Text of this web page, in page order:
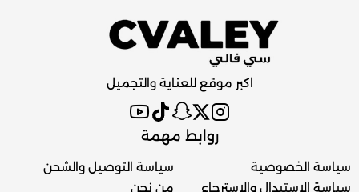
اكبر موقع للعناية والتجميل
روابط مهمة
سياسة الخصوصية
سياسة الاستبدال والاسترجاع
سياسة التوصيل والشحن
من نحن